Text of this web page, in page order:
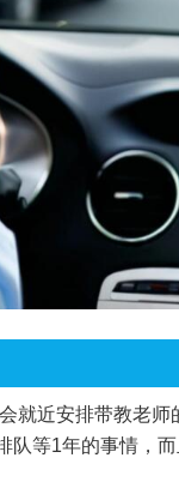
就近安排带教老师
等1年的事情